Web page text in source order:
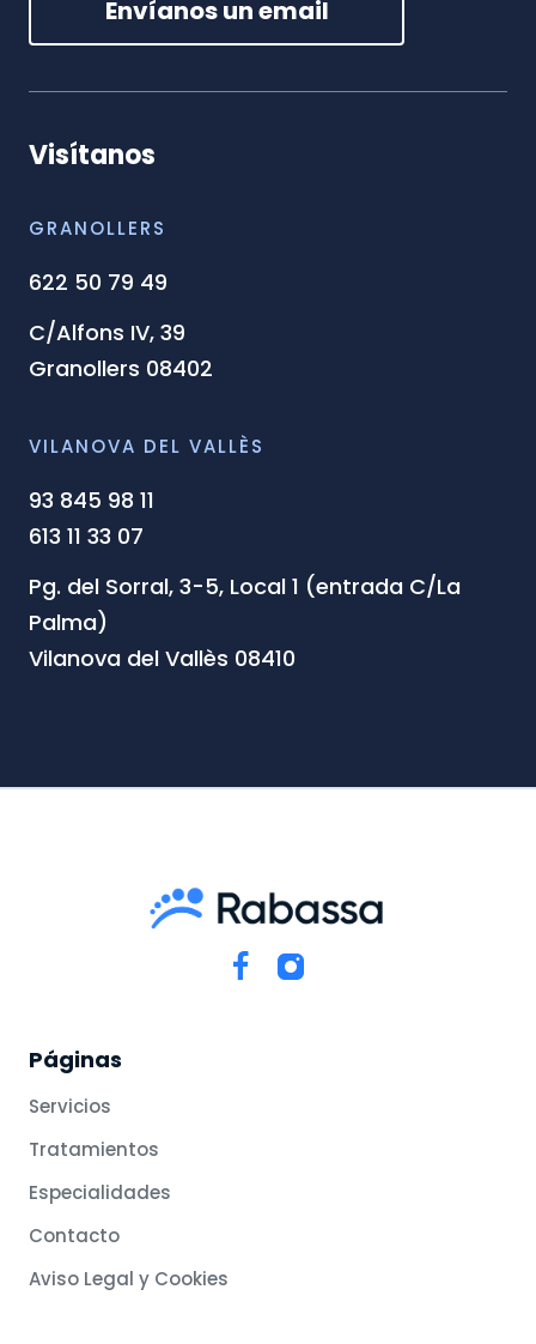
Envíanos un email
Visítanos
GRANOLLERS
622 50 79 49
C/Alfons IV, 39
Granollers 08402
VILANOVA DEL VALLÈS
93 845 98 11
613 11 33 07
Pg. del Sorral, 3-5, Local 1 (entrada C/La
Palma)
Vilanova del Vallès 08410
Páginas
Servicios
Tratamientos
Especialidades
Contacto
Aviso Legal y Cookies